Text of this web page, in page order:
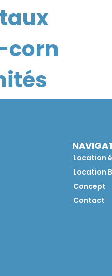
corn
Location
Location
Concept
Contact